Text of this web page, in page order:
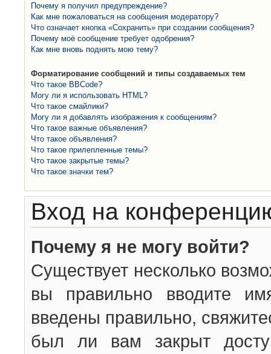
Почему я получил предупреждение?
Как мне пожаловаться на сообщения модератору?
Что означает кнопка «Сохранить» при создании сообщения?
Почему моё сообщение требует одобрения?
Как мне вновь поднять мою тему?
Форматирование сообщений и типы создаваемых тем
Что такое BBCode?
Могу ли я использовать HTML?
Что такое смайлики?
Могу ли я добавлять изображения к сообщениям?
Что такое важные объявления?
Что такое объявления?
Что такое прилепленные темы?
Что такое закрытые темы?
Что такое значки тем?
Вход на
Почему я не могу войти?
Существует несколько
вы правильно вводите
введены правильно,
был ли вам закрыт